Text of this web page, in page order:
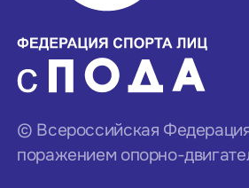
© Всероссийская
поражением опорно-